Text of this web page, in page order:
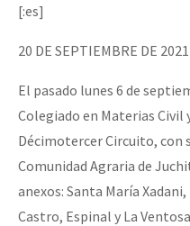
Mujeres
Niñxs
MULTIMEDIA
Audio
Fotorreportaje
Video
Se o México sabe, que o
[25 abr – CDMX] Tokín por el
[:es]
20 DE SEPTIEMBRE DE 2021
El pasado lunes 6 de
Colegiado en Materias
Décimotercer Circuito, con
Comunidad Agraria de
anexos: Santa María
Castro, Espinal y La